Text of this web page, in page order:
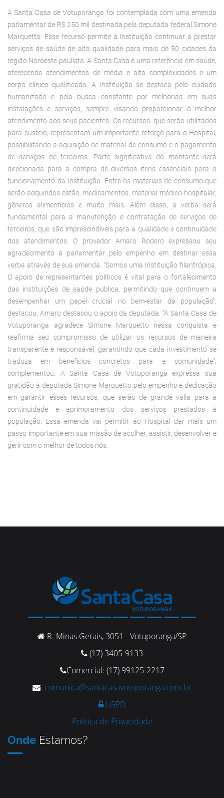
A Santa Casa de Votuporanga foi contemplada com uma emenda
parlamentar de R$ 250 mil destinada pela deputada federal Simone
Marquetto. Esse recurso permite à Instituição continuar a prestar
serviços de saúde de alta qualidade para mais de 50 cidades da
região Noroeste paulista. A Santa Casa é uma referência em saúde,
oferecendo atendimentos de média e alta complexidades e um
corpo clínico qualificado. A Instituição se destaca pelo cuidado
humanizado e pela busca constante por melhorias em suas
instalações e serviços, sempre visando proporcionar o melhor
atendimento aos seus pacientes. Os recursos, que serão utilizados
para custeio, representam um importante reforço para o Hospital,
possibilitando a aquisição de material de consumo e o pagamento
de serviços de terceiros. Parte significativa do montante será
direcionada para a compra de diversos itens essenciais para o
funcionamento da Instituição. Entre os materiais de consumo que
serão adquiridos estão: medicamentos, material médico-hospitalar,
gêneros alimentícios e muito mais. Além disso, a verba será
fundamental para a manutenção e contratação de serviços de
terceiros, que são imprescindíveis para a qualidade e continuidade
dos atendimentos. O provedor Amaro Rodero expressou seu
agradecimento à parlamentar pelo empenho em destinar essa
verba através de sua emenda. “Somos uma Instituição filantrópica.
O apoio de representantes políticos é vital para o fortalecimento
das instituições de saúde pública, permitindo que continuem a
desempenhar um papel crucial no bem-estar da população”,
destacou. Amaro destacou o apoio da deputada. “A Santa Casa de
Votuporanga agradece Simone Marquetto nessa conquista e
reafirma seu compromisso de utilizar os recursos de maneira
transparente e responsável, garantindo que cada investimento se
traduza em benefícios concretos para a comunidade”,
complementou. A Santa Casa de Votuporanga expressa sua
gratidão à deputada Simone Marquetto pelo empenho e dedicação
em garantir esses recursos, que serão de grande valia para a
continuidade e aprimoramento dos serviços prestados à
população. Essa emenda vai permitir ao Hospital dar mais um
passo importante em sua missão de acolher, assistir, desenvolver e
gerir com o melhor de todos nós.
R. Minas Gerais, 3051 - Votuporanga/SP
(17) 3405-9133
Comercial: (17) 99125-2217
comunica@santacasavotuporanga.com.br
LGPD
Política de Privacidade
Onde Estamos?